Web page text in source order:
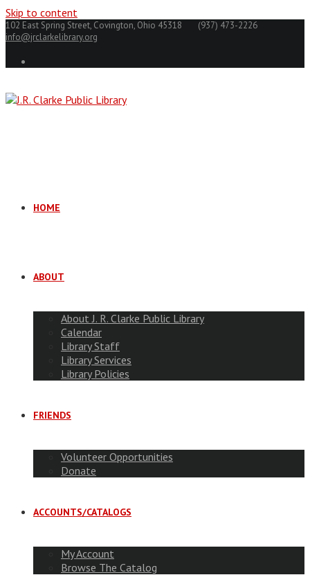
Skip to content
102 East Spring Street, Covington, Ohio 45318
(937) 473-2226
info@jrclarkelibrary.org
HOME
ABOUT
About J. R. Clarke Public Library
Calendar
Library Staff
Library Services
Library Policies
FRIENDS
Volunteer Opportunities
Donate
ACCOUNTS/CATALOGS
My Account
Browse The Catalog